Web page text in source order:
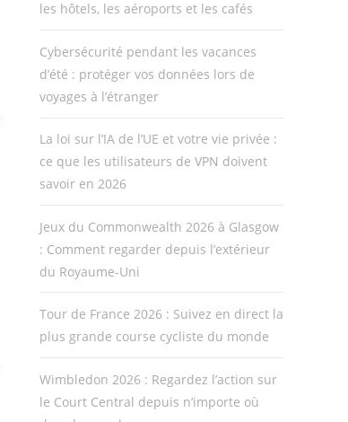
les hôtels, les aéroports et les cafés
Cybersécurité pendant les vacances
d’été : protéger vos données lors de
voyages à l’étranger
La loi sur l’IA de l’UE et votre vie privée :
ce que les utilisateurs de VPN doivent
savoir en 2026
Jeux du Commonwealth 2026 à Glasgow
: Comment regarder depuis l’extérieur
du Royaume-Uni
Tour de France 2026 : Suivez en direct la
plus grande course cycliste du monde
Wimbledon 2026 : Regardez l’action sur
le Court Central depuis n’importe où